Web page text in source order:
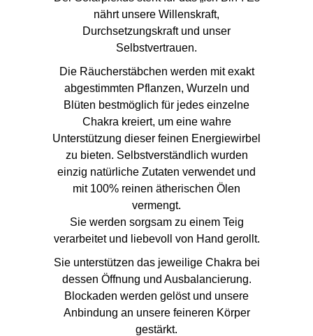
nährt unsere Willenskraft,
Durchsetzungskraft und unser
Selbstvertrauen.
Die Räucherstäbchen werden mit exakt
abgestimmten Pflanzen, Wurzeln und
Blüten bestmöglich für jedes einzelne
Chakra kreiert, um eine wahre
Unterstützung dieser feinen Energiewirbel
zu bieten. Selbstverständlich wurden
einzig natürliche Zutaten verwendet und
mit 100% reinen ätherischen Ölen
vermengt.
Sie werden sorgsam zu einem Teig
verarbeitet und liebevoll von Hand gerollt.
Sie unterstützen das jeweilige Chakra bei
dessen Öffnung und Ausbalancierung.
Blockaden werden gelöst und unsere
Anbindung an unsere feineren Körper
gestärkt.